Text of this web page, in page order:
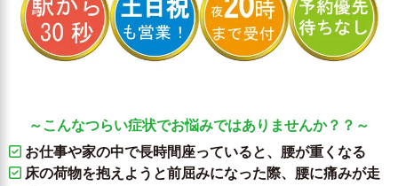
～こんなつらい症状でお悩みではありませんか？？～
お仕事や家の中で長時間座っていると、腰が重くなる
床の荷物を抱えようと前屈みになった際、腰に痛みが走